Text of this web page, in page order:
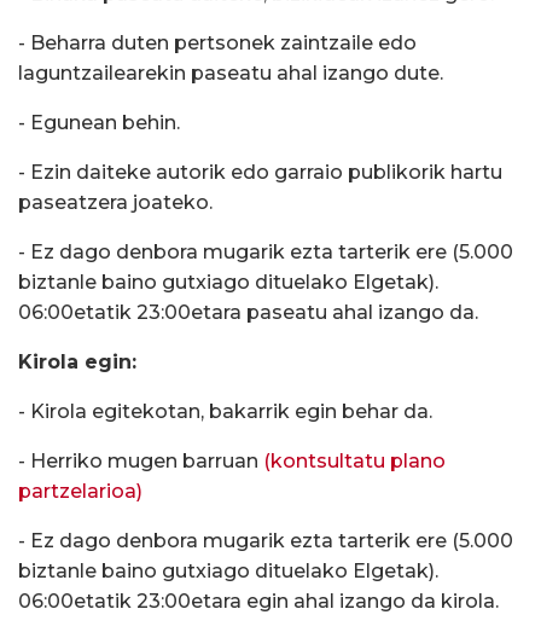
- Beharra duten pertsonek zaintzaile edo
laguntzailearekin paseatu ahal izango dute.
- Egunean behin.
- Ezin daiteke autorik edo garraio publikorik hartu
paseatzera joateko.
- Ez dago denbora mugarik ezta tarterik ere (5.000
biztanle baino gutxiago dituelako Elgetak).
06:00etatik 23:00etara paseatu ahal izango da.
Kirola egin:
- Kirola egitekotan, bakarrik egin behar da.
- Herriko mugen barruan (kontsultatu plano
partzelarioa)
- Ez dago denbora mugarik ezta tarterik ere (5.000
biztanle baino gutxiago dituelako Elgetak).
06:00etatik 23:00etara egin ahal izango da kirola.